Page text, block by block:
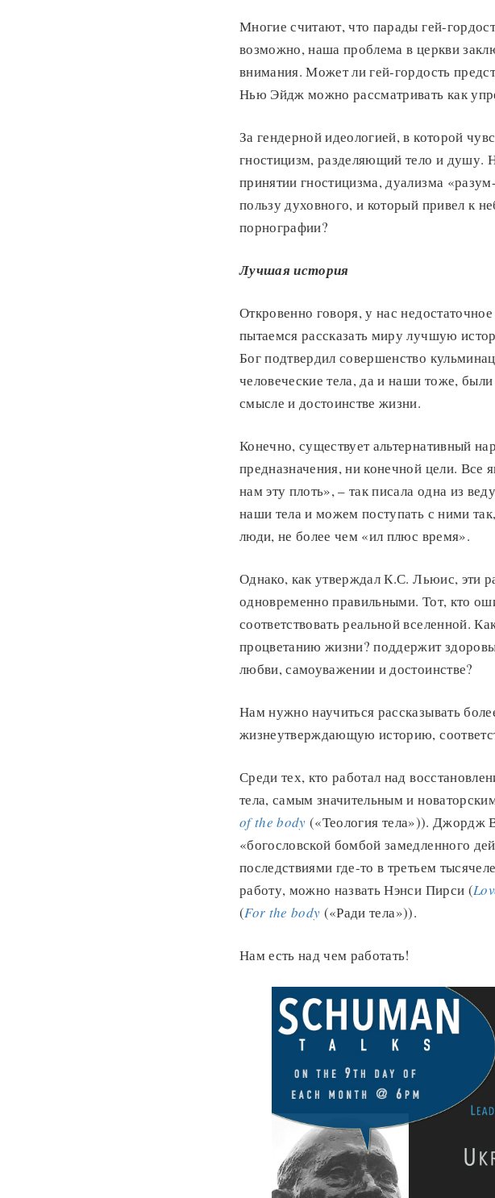
Многие считают, что парады гей-
возможно, наша проблема в церкви
внимания. Может ли гей-гордость
Нью Эйдж можно рассматривать как
За гендерной идеологией, в которой
гностицизм, разделяющий тело и душу.
принятии гностицизма, дуализма
пользу духовного, и который привел к
порнографии?
Лучшая история
Откровенно говоря, у нас
пытаемся рассказать миру лучшую
Бог подтвердил совершенство
человеческие тела, да и наши тоже,
смысле и достоинстве жизни.
Конечно, существует альтернативный
предназначения, ни конечной цели. Все
нам эту плоть», – так писала одна из
наши тела и можем поступать с ними
люди, не более чем «ил плюс время».
Однако, как утверждал К.С. Льюис, эти
одновременно правильными. Тот, кто
соответствовать реальной вселенной.
процветанию жизни? поддержит
любви, самоуважении и достоинстве?
Нам нужно научиться рассказывать
жизнеутверждающую историю,
Среди тех, кто работал над
тела, самым значительным и
of the body («Теология тела»)). Джордж
«богословской бомбой замедленного
последствиями где-то в третьем
работу, можно назвать Нэнси Пирси (
(For the body («Ради тела»)).
Нам есть над чем работать!